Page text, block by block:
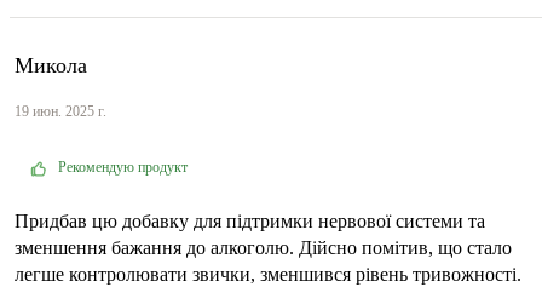
Микола
19 июн. 2025 г.
Рекомендую продукт
Придбав цю добавку для підтримки нервової системи та
зменшення бажання до алкоголю. Дійсно помітив, що стало
легше контролювати звички, зменшився рівень тривожності.